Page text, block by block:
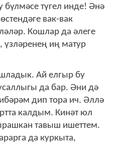
түгел инде! Әнә
вак-вак
Кошлар да әлеге
иң матур
Ай елгыр бу
да бар. Әни дә
дип тора ич. Әллә
калдым. Кинәт юл
тавыш ишеттем.
да куркыта,